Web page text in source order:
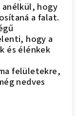
anélkül, hogy
a falat.
hogy a
és élénkek
felületekre,
nedves